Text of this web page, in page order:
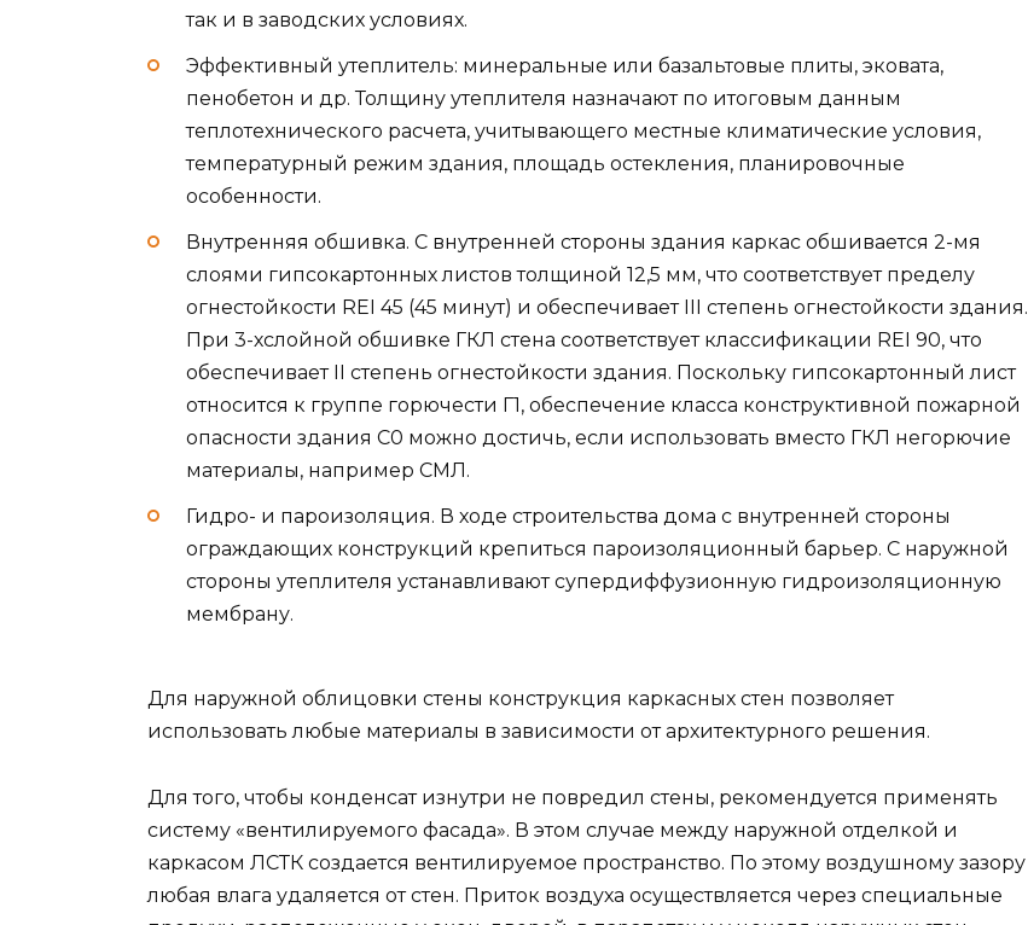
так и в заводских условиях.
Эффективный утеплитель: минеральные или базальтовые плиты, эковата,
пенобетон и др. Толщину утеплителя назначают по итоговым данным
теплотехнического расчета, учитывающего местные климатические условия,
температурный режим здания, площадь остекления, планировочные
особенности.
Внутренняя обшивка. С внутренней стороны здания каркас обшивается 2-мя
слоями гипсокартонных листов толщиной 12,5 мм, что соответствует пределу
огнестойкости REI 45 (45 минут) и обеспечивает III степень огнестойкости здания.
При 3-хслойной обшивке ГКЛ стена соответствует классификации REI 90, что
обеспечивает II степень огнестойкости здания. Поскольку гипсокартонный лист
относится к группе горючести Г1, обеспечение класса конструктивной пожарной
опасности здания С0 можно достичь, если использовать вместо ГКЛ негорючие
материалы, например СМЛ.
Гидро- и пароизоляция. В ходе строительства дома с внутренней стороны
ограждающих конструкций крепиться пароизоляционный барьер. С наружной
стороны утеплителя устанавливают супердиффузионную гидроизоляционную
мембрану.
Для наружной облицовки стены конструкция каркасных стен позволяет
использовать любые материалы в зависимости от архитектурного решения.
Для того, чтобы конденсат изнутри не повредил стены, рекомендуется применять
систему «вентилируемого фасада». В этом случае между наружной отделкой и
каркасом ЛСТК создается вентилируемое пространство. По этому воздушному зазору
любая влага удаляется от стен. Приток воздуха осуществляется через специальные